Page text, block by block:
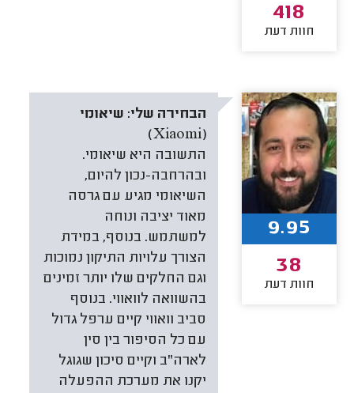
418
חוות דעת
הבחירה שלי: שיאומי
(Xiaomi)
התשובה היא שיאומי.
ובהרחבה-נכון להיום,
השיאומי מגיע עם גרסה
מאוד יציבה ונוחה
למשתמש. בנוסף, במידת
הצורך עלויות התיקון נמוכות
וגם החלקים שלו יותר זמינים
בהשוואה לוואווי. בנוסף
סביב וואווי קיים ערפל גדול
עם כל הסיפור בין סין
לארה"ב וקיים סיכון שגוגל
יקנו את מערכת ההפעלה
9.95
38
חוות דעת